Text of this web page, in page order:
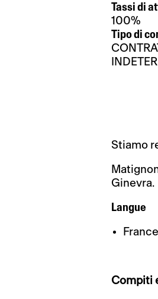
Tassi di
100%
Tipo di
Stiamo
Ginevra.
Langue
Compiti